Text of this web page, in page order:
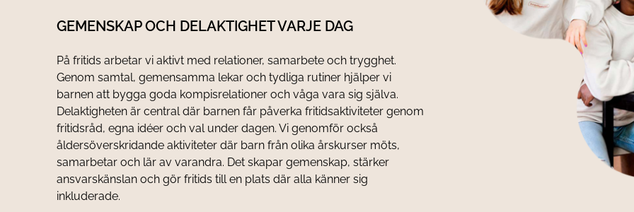
GEMENSKAP OCH DELAKTIGHET VARJE DAG
På fritids arbetar vi aktivt med relationer, samarbete och trygghet.
Genom samtal, gemensamma lekar och tydliga rutiner hjälper vi
barnen att bygga goda kompisrelationer och våga vara sig själva.
Delaktigheten är central där barnen får påverka fritidsaktiviteter genom
fritidsråd, egna idéer och val under dagen. Vi genomför också
åldersöverskridande aktiviteter där barn från olika årskurser möts,
samarbetar och lär av varandra. Det skapar gemenskap, stärker
ansvarskänslan och gör fritids till en plats där alla känner sig
inkluderade.